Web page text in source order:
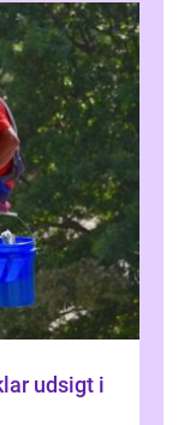
udsigt i